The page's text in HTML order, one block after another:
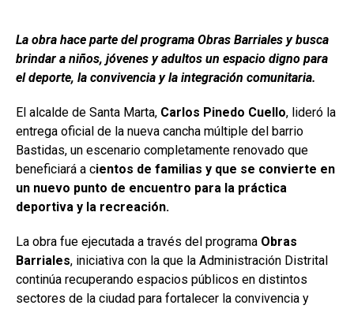
La obra hace parte del programa Obras Barriales y busca
brindar a niños, jóvenes y adultos un espacio digno para
el deporte, la convivencia y la integración comunitaria.
El alcalde de Santa Marta, Carlos Pinedo Cuello, lideró la
entrega oficial de la nueva cancha múltiple del barrio
Bastidas, un escenario completamente renovado que
beneficiará a cientos de familias y que se convierte en
un nuevo punto de encuentro para la práctica
deportiva y la recreación.
La obra fue ejecutada a través del programa Obras
Barriales, iniciativa con la que la Administración Distrital
continúa recuperando espacios públicos en distintos
sectores de la ciudad para fortalecer la convivencia y